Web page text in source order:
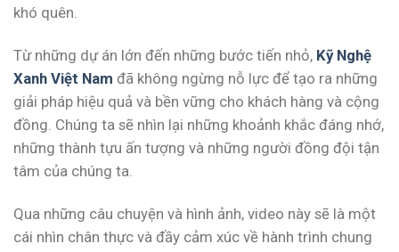
khó quên.
Từ những dự án lớn đến những bước tiến nhỏ, Kỹ Nghệ
Xanh Việt Nam đã không ngừng nỗ lực để tạo ra những
giải pháp hiệu quả và bền vững cho khách hàng và cộng
đồng. Chúng ta sẽ nhìn lại những khoảnh khắc đáng nhớ,
những thành tựu ấn tượng và những người đồng đội tận
tâm của chúng ta.
Qua những câu chuyện và hình ảnh, video này sẽ là một
cái nhìn chân thực và đầy cảm xúc về hành trình chung